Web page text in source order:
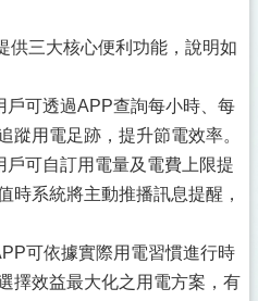
供三大核心便利功能，說明如
戶可透過APP查詢每小時、每
蹤用電足跡，提升節電效率。
可自訂用電量及電費上限提
時系統將主動推播訊息提醒，
可依據實際用電習慣進行時
擇效益最大化之用電方案，有